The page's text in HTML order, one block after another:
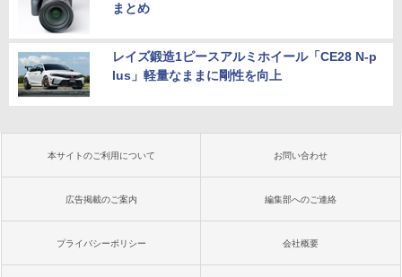
まとめ
レイズ鍛造1ピースアルミホイール「CE28 N-p
lus」軽量なままに剛性を向上
本サイトのご利用について お問い合わせ
広告掲載のご案内 編集部へのご連絡
プライバシーポリシー 会社概要